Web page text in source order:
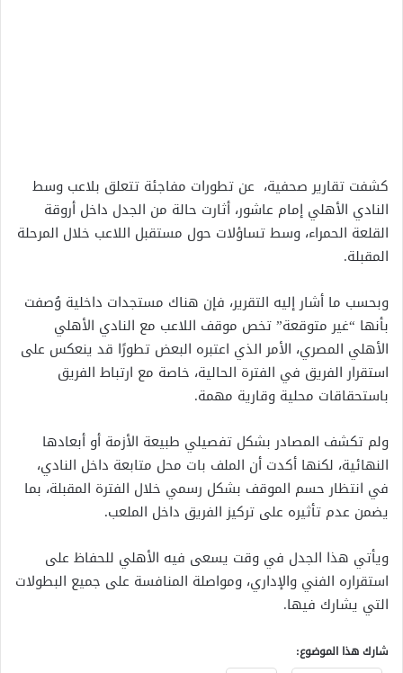
كشفت تقارير صحفية، عن تطورات مفاجئة تتعلق بلاعب وسط
النادي الأهلي إمام عاشور، أثارت حالة من الجدل داخل أروقة
القلعة الحمراء، وسط تساؤلات حول مستقبل اللاعب خلال المرحلة
المقبلة.
وبحسب ما أشار إليه التقرير، فإن هناك مستجدات داخلية وُصفت
بأنها “غير متوقعة” تخص موقف اللاعب مع النادي الأهلي
الأهلي المصري، الأمر الذي اعتبره البعض تطورًا قد ينعكس على
استقرار الفريق في الفترة الحالية، خاصة مع ارتباط الفريق
باستحقاقات محلية وقارية مهمة.
ولم تكشف المصادر بشكل تفصيلي طبيعة الأزمة أو أبعادها
النهائية، لكنها أكدت أن الملف بات محل متابعة داخل النادي،
في انتظار حسم الموقف بشكل رسمي خلال الفترة المقبلة، بما
يضمن عدم تأثيره على تركيز الفريق داخل الملعب.
ويأتي هذا الجدل في وقت يسعى فيه الأهلي للحفاظ على
استقراره الفني والإداري، ومواصلة المنافسة على جميع البطولات
التي يشارك فيها.
شارك هذا الموضوع: